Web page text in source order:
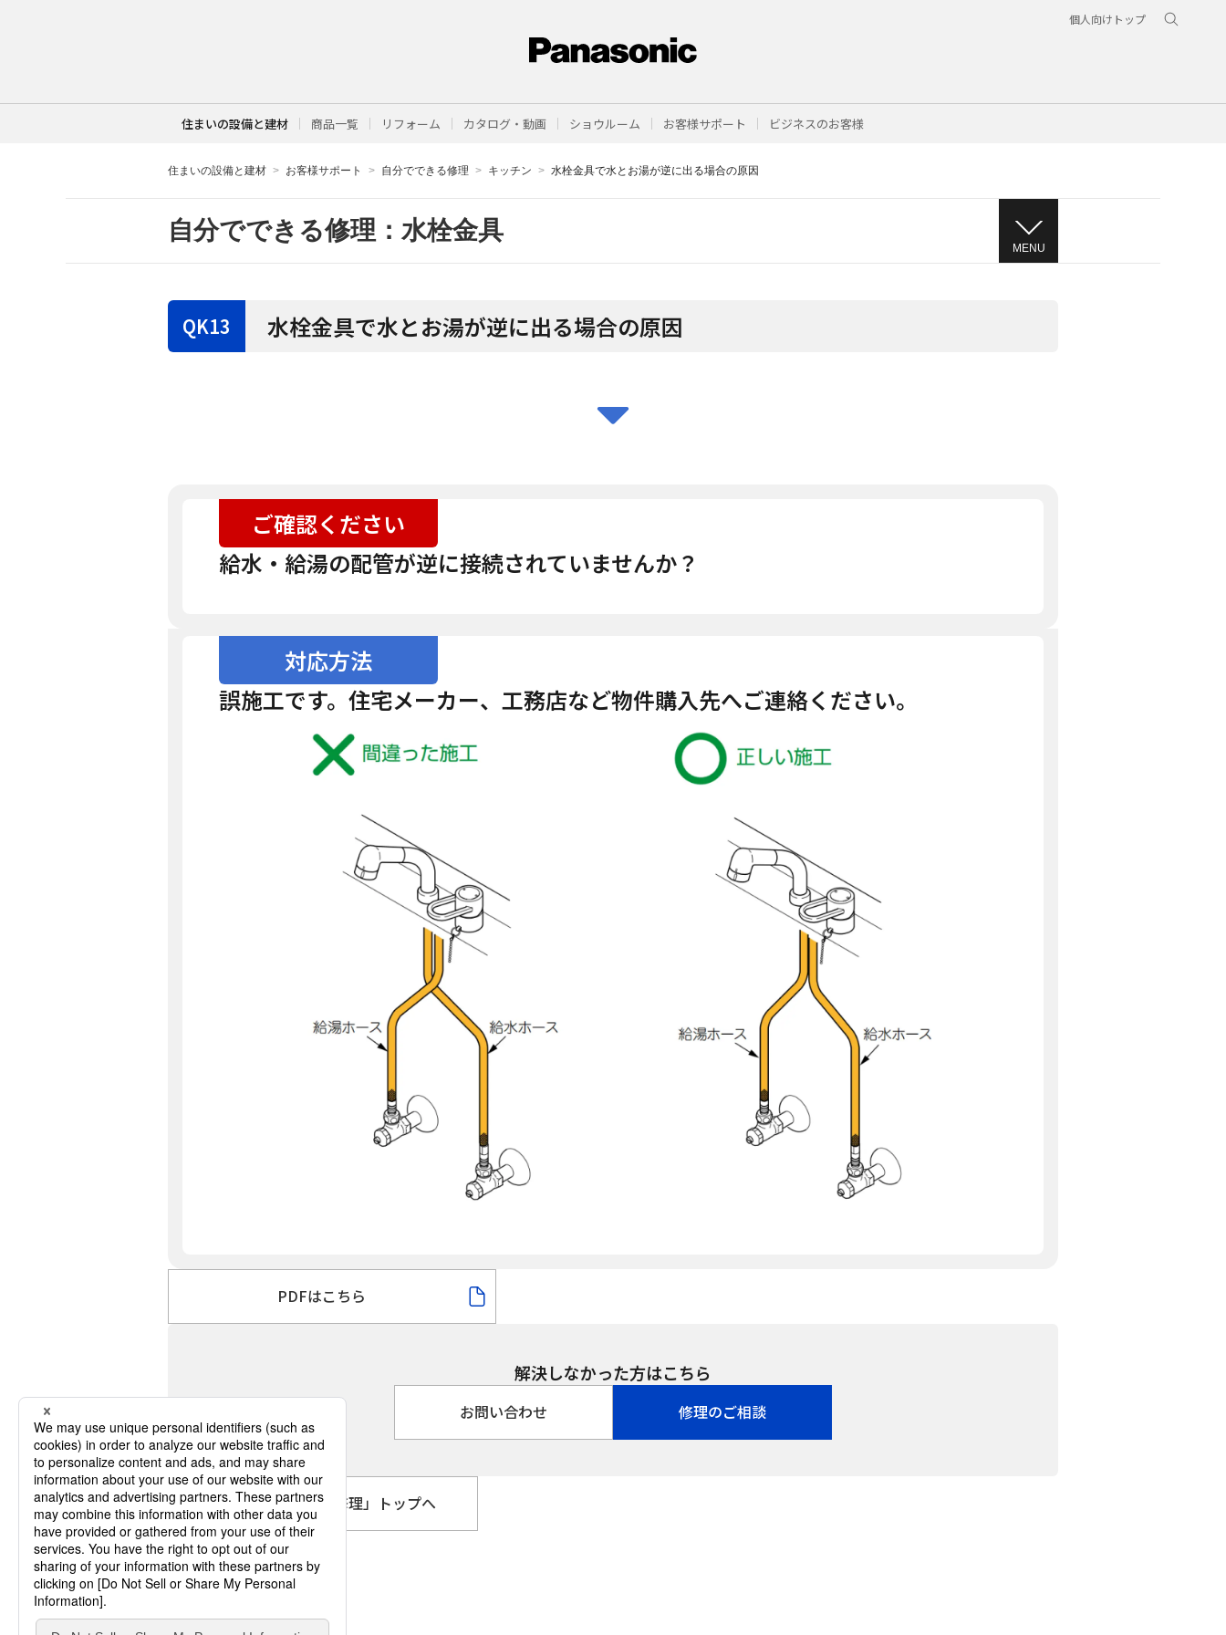
個人向けトップ
住まいの設備と建材 商品一覧 リフォーム カタログ・動画 ショウルーム お客様サポート ビジネスのお客様
住まいの設備と建材 お客様サポート 自分でできる修理 キッチン 水栓金具で水とお湯が逆に出る場合の原因
自分でできる修理：水栓金具
MENU
K13 水栓金具で水とお湯が逆に出る場合の原因
ご確認ください
給水・給湯の配管が逆に接続されていませんか？
対応方法
誤施工です。住宅メーカー、工務店など物件購入先へご連絡ください。
PDFはこちら
解決しなかった方はこちら
お問い合わせ 修理のご相談
「自分でできる修理」トップへ